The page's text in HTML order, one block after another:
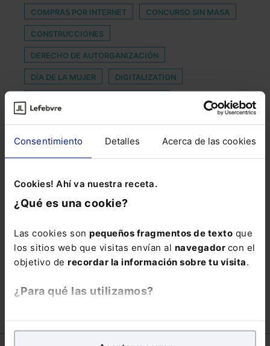
Consentimiento Detalles Acerca de las cookies
Cookies! Ahí va nuestra receta.
¿Qué es una cookie?
Las cookies son pequeños fragmentos de texto que
los sitios web que visitas envían al navegador con el
objetivo de recordar la información sobre tu visita.
¿Para qué las utilizamos?
analíticospara tratar demejorar tu experienciaen
COMPRAS POR INTERNET CONCURSO SIN MASA
CONSTRUCCIONES
DERECHO DE AUTORGANIZACIÓN
DÍA DE LA MUJER DIGITALIZATION
EXTINCIÓN PENSIÓN COMPENSATORIA
MASCAREÑAS PRUEBA ELECTRÓNICA
RAÚL ROJAS RELIGIÓN CRISTIANA
RENOVACIÓN CGPJ RESIDUO RADIACTIVO
TRANSPARENCIA SALARIAL URGENCIA